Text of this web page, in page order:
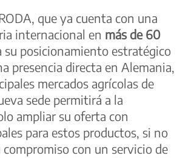
que ya cuenta con una
internacional en más de 60
su posicionamiento estratégico
presencia directa en Alemania,
mercados agrícolas de
sede permitirá a la
ampliar su oferta con
para estos productos, si no
compromiso con un servicio de